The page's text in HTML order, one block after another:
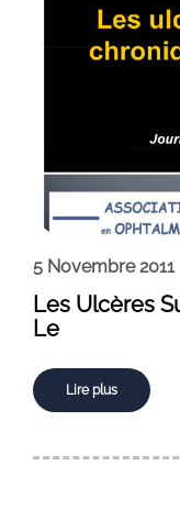
5 Novembre 2011
Les Ulcères
Le
Lire plus